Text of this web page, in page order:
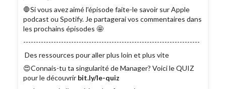
🛑Si vous avez aimé l'épisode faite-le savoir sur Apple
podcast ou Spotify. Je partagerai vos commentaires dans
les prochains épisodes 🤩
----------------------------------------------------------------------
Des ressources pour aller plus loin et plus vite
😍Connais-tu ta singularité de Manager? Voici le QUIZ
pour le découvrir bit.ly/le-quiz